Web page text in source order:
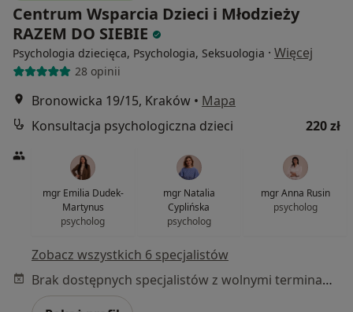
Centrum Wsparcia Dzieci i Młodzieży
RAZEM DO SIEBIE
Psychologia dziecięca, Psychologia, Seksuologia · Więcej
28 opinii
Bronowicka 19/15, Kraków • Mapa
Konsultacja psychologiczna dzieci
220 zł
mgr Emilia Dudek-
Martynus
psycholog
mgr Natalia
Cyplińska
psycholog
mgr Anna Rusin
psycholog
Zobacz wszystkich 6 specjalistów
Brak dostępnych specjalistów z wolnymi terminami w tym centrum medycznym.